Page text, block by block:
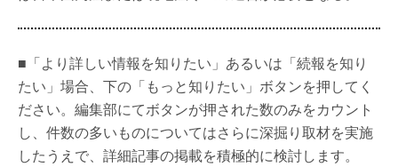
■「より詳しい情報を知りたい」あるいは「続報を知り
たい」場合、下の「もっと知りたい」ボタンを押してく
ださい。編集部にてボタンが押された数のみをカウント
し、件数の多いものについてはさらに深掘り取材を実施
したうえで、詳細記事の掲載を積極的に検討します。